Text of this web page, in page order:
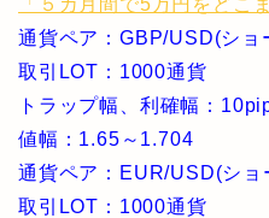
「５カ月間で5万円をどこ
通貨ペア：GBP/USD(シ
取引LOT：1000通貨
トラップ幅、利確幅：
値幅：1.65～1.704
通貨ペア：EUR/USD(シ
取引LOT：1000通貨